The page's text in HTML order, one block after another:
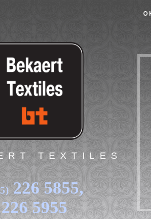
О
TEXTILES
226 5855,
226 5955